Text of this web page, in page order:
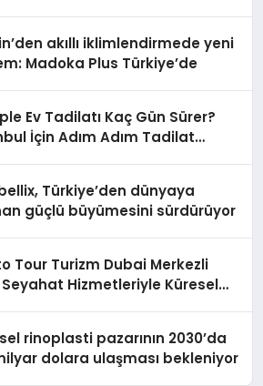
akıllı iklimlendirmede yeni
Madoka Plus Türkiye’de
Ev Tadilatı Kaç Gün Sürer?
İçin Adım Adım Tadilat
Türkiye’den dünyaya
güçlü büyümesini sürdürüyor
Tour Turizm Dubai Merkezli
Seyahat Hizmetleriyle Küresel
rinoplasti pazarının 2030’da
dolara ulaşması bekleniyor